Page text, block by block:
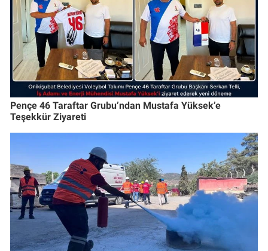
Pençe 46 Taraftar Grubu’ndan Mustafa Yüksek’e
Teşekkür Ziyareti